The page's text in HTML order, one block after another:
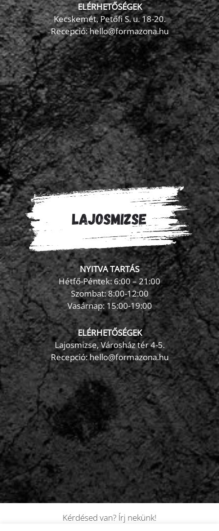
ELÉRHETŐSÉGEK
Kecskemét, Petőfi S. u. 18-20.
Recepció: hello@formazona.hu
NYITVA TARTÁS
Hétfő-Péntek: 6:00 – 21:00
Szombat: 8:00-12:00
Vasárnap: 15:00-19:00
ELÉRHETŐSÉGEK
Lajosmizse, Városház tér 4-5.
Recepció:hello@formazona.hu
Kérdésed van? Írj nekünk!
FormaZona chatbot ×